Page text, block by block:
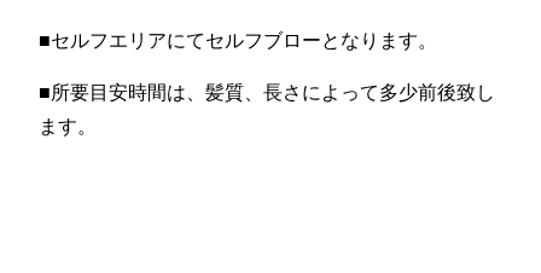
■セルフエリアにてセルフブローとなります。
■所要目安時間は、髪質、長さによって多少前後致し
ます。